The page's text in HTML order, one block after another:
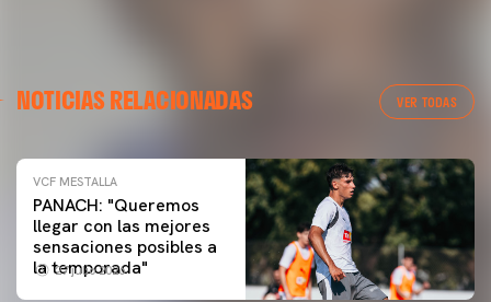
NOTICIAS RELACIONADAS VER TODAS
VCF MESTALLA
PANACH: "Queremos
llegar con las mejores
sensaciones posibles a
la temporada"
27 julio 2026